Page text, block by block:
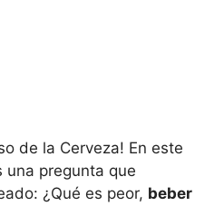
de la Cerveza! En este
una pregunta que
¿Qué es peor, beber